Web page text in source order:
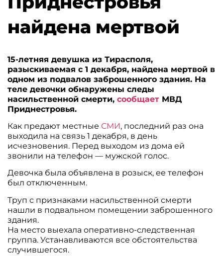
найдена мертвой
15-летняя девушка из Тирасполя,
разыскиваемая с 1 декабря, найдена мертвой в
одном из подвалов заброшенного здания. На
теле девочки обнаружены следы
насильственной смерти,сообщает МВД
Приднестровья.
Как предают местные СМИ, последний раз она
выходила на связь 1 декабря, в день
исчезновения. Перед выходом из дома ей
звонили на телефон — мужской голос.
Девочка была объявлена в розыск, ее телефон
был отключенным.
Труп с признаками насильственной смерти
нашли в подвальном помещении заброшенного
здания.
На место выехала оперативно-следственная
группа. Устанавливаются все обстоятельства
случившегося.